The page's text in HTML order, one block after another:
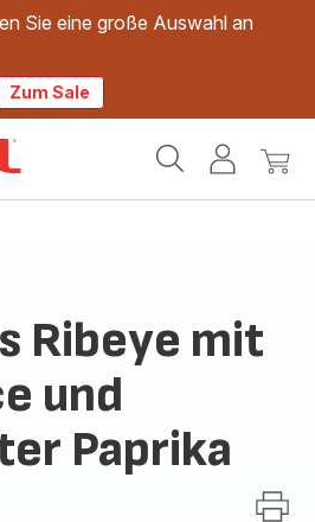
Sie eine große Auswahl an
Zum Sale
Mein
Mein
Ribeye mit
und
Paprika